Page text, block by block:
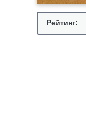
Рейтинг: